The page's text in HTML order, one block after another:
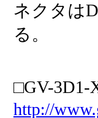
ネクタは
る。
□GV-3D1-
http://